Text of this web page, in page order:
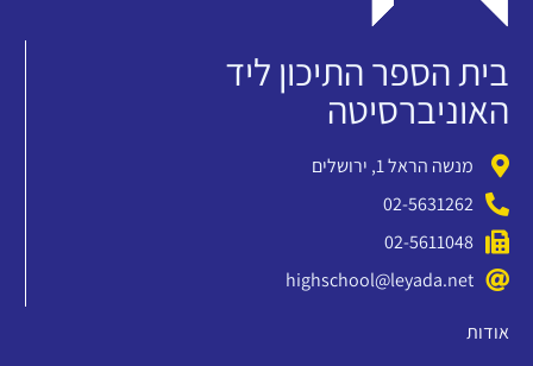
בית הספר התיכון ליד
האוניברסיטה
מנשה הראל 1, ירושלים
02-5631262
02-5611048
highschool@leyada.net
אודות